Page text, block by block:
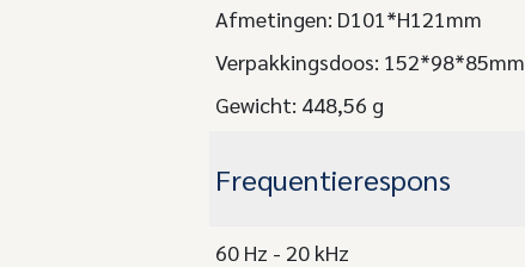
Afmetingen: D101*H121mm
Verpakkingsdoos: 152*98*85mm
Gewicht: 448,56 g
Frequentierespons
60 Hz - 20 kHz